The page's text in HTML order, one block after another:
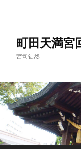
へ
移
動
町田天満宮
宮司徒然